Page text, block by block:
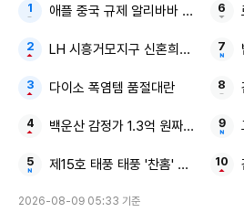
애플 중국 규제 알리바바 큐원
LH 시흥거모지구 신혼희망타운
다이소 폭염템 품절대란
백운산 감정가 1.3억 원짜리 깜짝 발
제15호 태풍 태풍 '찬홈' 동해
2026-08-09 05:33 기준